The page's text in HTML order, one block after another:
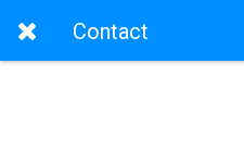
Contact